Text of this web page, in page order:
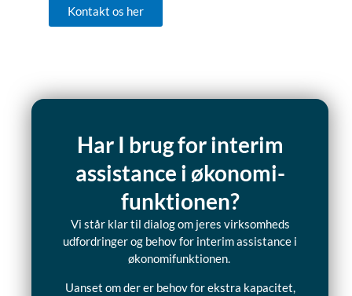
Kontakt os her
Har I brug for interim
assistance i økonomi-
funktionen?
Vi står klar til dialog om jeres virksomheds
udfordringer og behov for interim assistance i
økonomifunktionen.
Uanset om der er behov for ekstra kapacitet,